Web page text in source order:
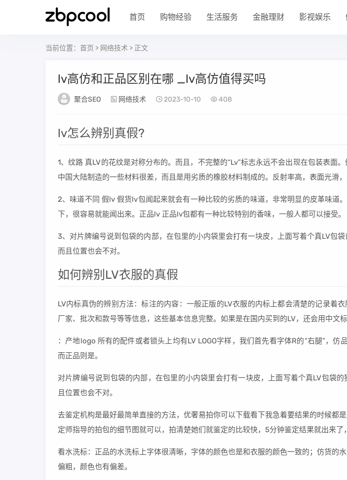
首页 购物经验 生活服务 金融理财 影视娱乐
当前位置： 首页 > 网络技术 > 正文
lv高仿和正品区别在哪 _lv高仿值得买吗
聚合SEO 网络技术 2023-10-10 408
lv怎么辨别真假?
1、纹路 真LV的花纹是对称分布的。而且，不完整的“Lv”标志永远不会出现在包装表面。
中国大陆制造的一些材料很差，而且是用劣质的橡胶材料制成的。反射率高，表面光滑，
2、味道不同 假lv 假货lv包闻起来就会有一种比较的劣质的味道，非常明显的皮革味道
下，很容易就能闻出来。正品lv 正品lv包都有一种比较特别的香味，一般人都可以接受。
3、对片牌编号说到包袋的内部，在包里的小内袋里会打有一块皮，上面写着个真LV包袋
而且位置也会不对。
如何辨别LV衣服的真假
LV内标真伪的辨别方法：标注的内容：一般正版的LV衣服的内标上都会清楚的记录着
厂家、批次和款号等等信息，这些基本信息完整。如果是在国内买到的LV，还会用中文
：产地logo 所有的配件或者锁头上均有LV LOGO字样，我们首先看字体R的“右腿”，仿
而正品则是。
对片牌编号说到包袋的内部，在包里的小内袋里会打有一块皮，上面写着个真LV包袋
且位置也会不对。
去鉴定机构是最好最简单直接的方法，优奢易拍你可以下载看下我急着要结果的时候都
定师指导的拍包的细节图就可以，拍清楚她们就鉴定的比较快，5分钟鉴定结果就出来了
看水洗标：正品的水洗标上字体很清晰，字体的颜色也是和衣服的颜色一致的；仿货的
偏粗，颜色也有偏差。